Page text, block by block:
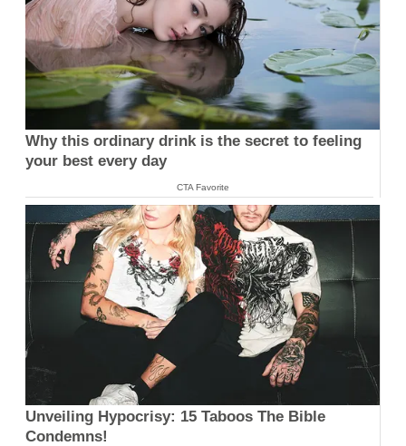
Why this ordinary drink is the secret to feeling
your best every day
CTA Favorite
Unveiling Hypocrisy: 15 Taboos The Bible
Condemns!